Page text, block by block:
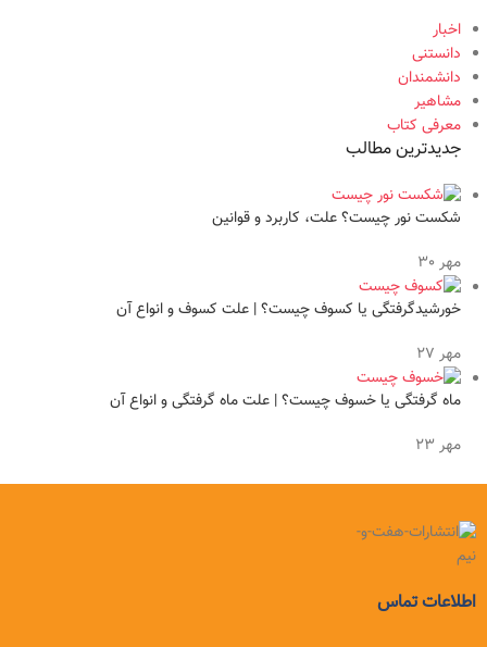
اخبار
دانستنی
دانشمندان
مشاهیر
معرفی کتاب
جدیدترین مطالب
شکست نور چیست؟ علت، کاربرد و قوانین
مهر 30
خورشیدگرفتگی یا کسوف چیست؟ | علت کسوف و انواع آن
مهر 27
ماه گرفتگی یا خسوف چیست؟ | علت ماه گرفتگی و انواع آن
مهر 23
اطلاعات تماس